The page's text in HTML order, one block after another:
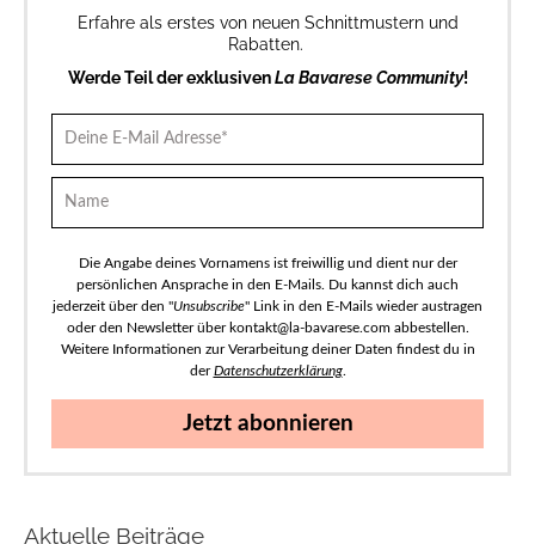
Erfahre als erstes von neuen Schnittmustern und
Rabatten.
Werde Teil der exklusivenLa Bavarese Community!
Die Angabe deines Vornamens ist freiwillig und dient nur der
persönlichen Ansprache in den E-Mails. Du kannst dich auch
jederzeit über den "Unsubscribe" Link in den E-Mails wieder austragen
oder den Newsletter über kontakt@la-bavarese.com abbestellen.
Weitere Informationen zur Verarbeitung deiner Daten findest du in
derDatenschutzerklärung.
Jetzt abonnieren
Aktuelle Beiträge